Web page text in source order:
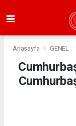
Anasayfa GENEL